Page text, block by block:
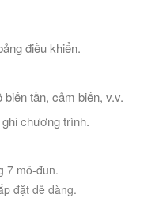
điều khiển.
tần, cảm biến, v.v.
chương trình.
7 mô-đun.
đặt dễ dàng.